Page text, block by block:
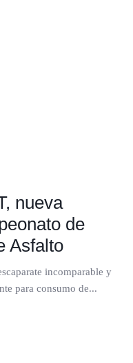
nueva
de
Asfalto
incomparable y
para consumo de...